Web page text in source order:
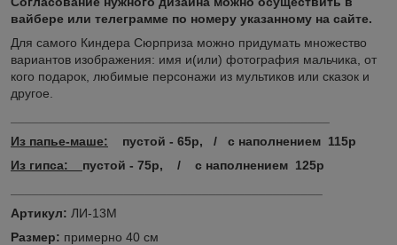
вайбере или телеграмме по номеру указанному на сайте.
Для самого Киндера Сюрприза можно придумать множество
вариантов изображения: имя и(или) фотография мальчика, от
кого подарок, любимые персонажи из мультиков или сказок и
другое.
Из папье-маше: пустой - 65р, / с наполнением 115р
Из гипса: пустой - 75р, / с наполнением 125р
Артикул: ЛИ-13М
Размер: примерно 40 см